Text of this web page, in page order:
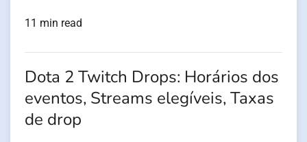
11 min read
Dota 2 Twitch Drops: Horários dos
eventos, Streams elegíveis, Taxas
de drop